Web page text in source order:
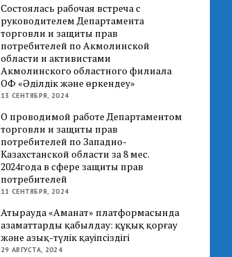
Состоялась рабочая встреча с
руководителем Департамента
торговли и защиты прав
потребителей по Акмолинской
области и активистами
Акмолинского областного филиала
ОФ «Әділдік және өркендеу»
13 СЕНТЯБРЯ, 2024
О проводимой работе Департаментом
торговли и защиты прав
потребителей по Западно-
Казахстанской области за 8 мес.
2024года в сфере защиты прав
потребителей
11 СЕНТЯБРЯ, 2024
Атырауда «Аманат» платформасында
азаматтарды қабылдау: құқық қорғау
және азық-түлік қауіпсіздігі
29 АВГУСТА, 2024